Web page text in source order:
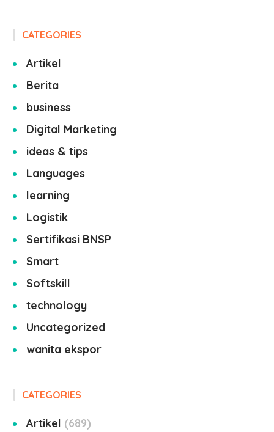
CATEGORIES
Artikel
Berita
business
Digital Marketing
ideas & tips
Languages
learning
Logistik
Sertifikasi BNSP
Smart
Softskill
technology
Uncategorized
wanita ekspor
CATEGORIES
Artikel
689